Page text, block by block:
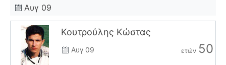
Αυγ 09
Κουτρούλης Κώστας
Αυγ 09 ετών 50